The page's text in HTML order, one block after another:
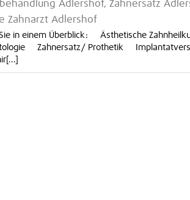
Adlershof, Zahnersatz
Zahnarzt Adlershof
Sie in einem Überblick: Ästhetische
Zahnersatz/ Prothetik